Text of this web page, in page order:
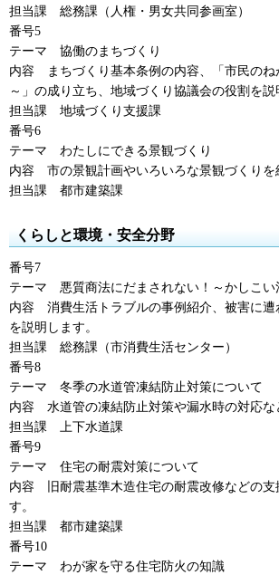
担当課
総務課 （人権・男女共同参画室）
番号5
テーマ
協働のまちづくり
内容
まちづくり 基本条例の内容、「市民の
～」の成り立ち、地域づくり協議会の役割を説
担当課
地域づくり支援課
番号6
テーマ
わたし にできる景観づくり
内容
市の景観計画やいろいろな景観づくりを
担当課
都市建築課
くらしと環境・安全分野
番号7
テーマ
悪質商法にだまされない！～かしこい
内容
消費生活 トラブルの事例紹介、被害に
を説明します。
担当課
総務課 （市消費生活センター）
番号8
テーマ
冬季の水道管凍結防止対策について
内容
水道管の凍結防止対策や漏水時の対応な
担当課
上下水道課
番号9
テーマ
住宅の耐震対策について
内容
旧耐震基準木造住宅の耐震改修などの支
す。
担当課
都市建築課
番号10
テーマ
わが家を守る住宅防火の知識